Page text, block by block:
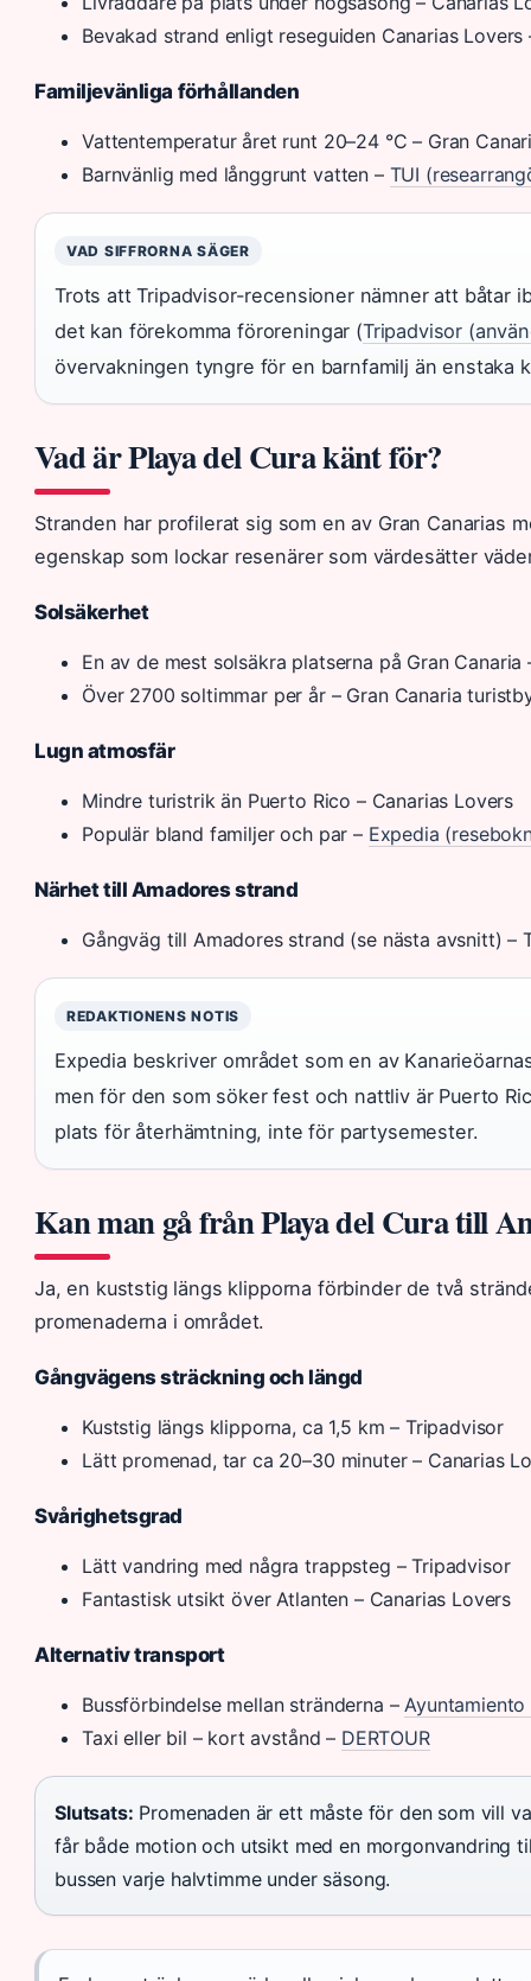
Bevakad strand enligt reseguiden Canarias Lovers
Familjevänliga förhållanden
Vattentemperatur året runt 20–24 °C – Gran
Barnvänlig med långgrunt vatten – TUI
VAD SIFFRORNA SÄGER
Trots att Tripadvisor-recensioner nämner att båtar
det kan förekomma föroreningar (Tripadvisor
övervakningen tyngre för en barnfamilj än enstaka
Vad är Playa del Cura känt för?
Stranden har profilerat sig som en av Gran Canarias
egenskap som lockar resenärer som värdesätter
Solsäkerhet
En av de mest solsäkra platserna på Gran Canaria
Över 2700 soltimmar per år – Gran Canaria
Lugn atmosfär
Mindre turistrik än Puerto Rico – Canarias Lovers
Populär bland familjer och par – Expedia
Närhet till Amadores strand
Gångväg till Amadores strand (se nästa avsnitt) –
REDAKTIONENS NOTIS
Expedia beskriver området som en av
men för den som söker fest och nattliv är Puerto
plats för återhämtning, inte för partysemester.
Kan man gå från Playa del Cura till
Ja, en kuststig längs klipporna förbinder de två
promenaderna i området.
Gångvägens sträckning och längd
Kuststig längs klipporna, ca 1,5 km – Tripadvisor
Lätt promenad, tar ca 20–30 minuter – Canarias
Svårighetsgrad
Lätt vandring med några trappsteg – Tripadvisor
Fantastisk utsikt över Atlanten – Canarias Lovers
Alternativ transport
Bussförbindelse mellan stränderna –
Taxi eller bil – kort avstånd – DERTOUR
Slutsats: Promenaden är ett måste för den som vill
får både motion och utsikt med en morgonvandring
bussen varje halvtimme under säsong.